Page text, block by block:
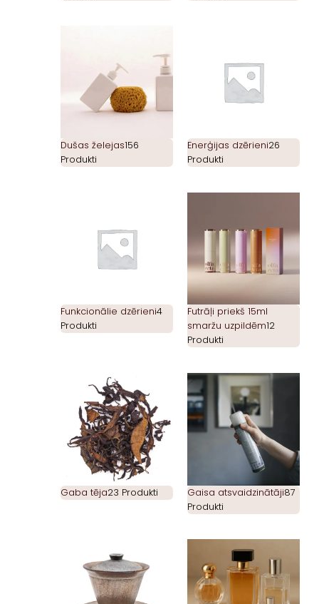
Dušas želejas156
Produkti
Enerģijas dzērieni26
Produkti
Funkcionālie dzērieni4
Produkti
Futrāļi priekš 15ml
smaržu uzpildēm12
Produkti
Gaba tēja23 Produkti Gaisa atsvaidzinātāji87
Produkti